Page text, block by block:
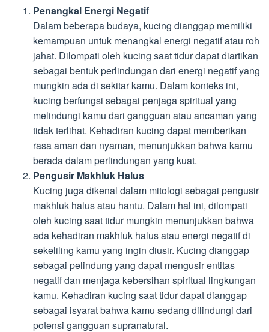
Penangkal Energi Negatif
Dalam beberapa budaya, kucing dianggap memiliki
kemampuan untuk menangkal energi negatif atau roh
jahat. Dilompati oleh kucing saat tidur dapat diartikan
sebagai bentuk perlindungan dari energi negatif yang
mungkin ada di sekitar kamu. Dalam konteks ini,
kucing berfungsi sebagai penjaga spiritual yang
melindungi kamu dari gangguan atau ancaman yang
tidak terlihat. Kehadiran kucing dapat memberikan
rasa aman dan nyaman, menunjukkan bahwa kamu
berada dalam perlindungan yang kuat.
Pengusir Makhluk Halus
Kucing juga dikenal dalam mitologi sebagai pengusir
makhluk halus atau hantu. Dalam hal ini, dilompati
oleh kucing saat tidur mungkin menunjukkan bahwa
ada kehadiran makhluk halus atau energi negatif di
sekeliling kamu yang ingin diusir. Kucing dianggap
sebagai pelindung yang dapat mengusir entitas
negatif dan menjaga kebersihan spiritual lingkungan
kamu. Kehadiran kucing saat tidur dapat dianggap
sebagai isyarat bahwa kamu sedang dilindungi dari
potensi gangguan supranatural.